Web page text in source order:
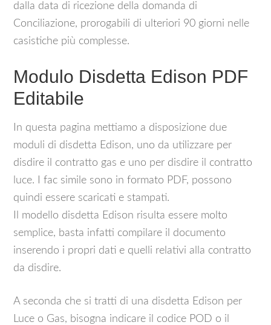
dalla data di ricezione della domanda di
Conciliazione, prorogabili di ulteriori 90 giorni nelle
casistiche più complesse.
Modulo Disdetta Edison PDF
Editabile
In questa pagina mettiamo a disposizione due
moduli di disdetta Edison, uno da utilizzare per
disdire il contratto gas e uno per disdire il contratto
luce. I fac simile sono in formato PDF, possono
quindi essere scaricati e stampati.
Il modello disdetta Edison risulta essere molto
semplice, basta infatti compilare il documento
inserendo i propri dati e quelli relativi alla contratto
da disdire.
A seconda che si tratti di una disdetta Edison per
Luce o Gas, bisogna indicare il codice POD o il